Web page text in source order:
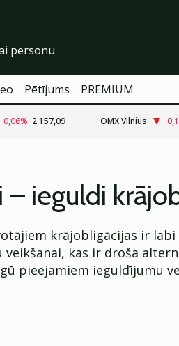
Pētījums PREMIUM
% 2 157,09 OMX Vilnius
ieguldi
krājobligācijas ir
kas ir droša
pieejamiem ieguldījumu